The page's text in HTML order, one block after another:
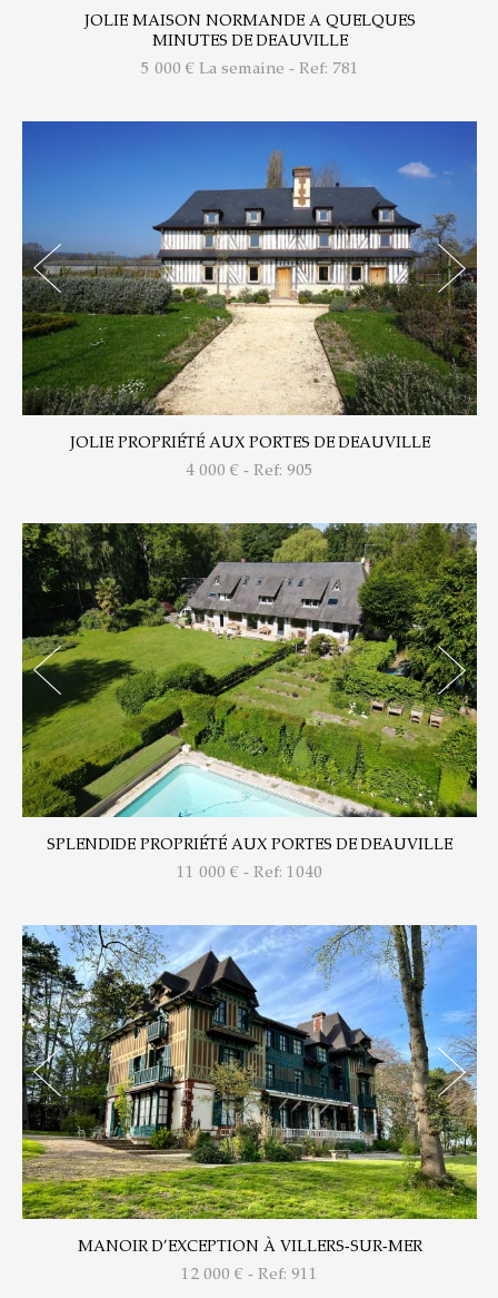
JOLIE MAISON NORMANDE A QUELQUES
MINUTES DE DEAUVILLE
5 000 € La semaine - Ref: 781
JOLIE PROPRIÉTÉ AUX PORTES DE DEAUVILLE
4 000 € - Ref: 905
SPLENDIDE PROPRIÉTÉ AUX PORTES DE DEAUVILLE
11 000 € - Ref: 1040
MANOIR D’EXCEPTION À VILLERS-SUR-MER
12 000 € - Ref: 911